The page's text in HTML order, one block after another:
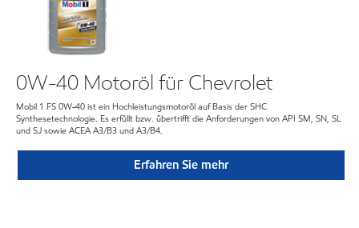
0W-40 Motoröl für Chevrolet
Mobil 1 FS 0W-40 ist ein Hochleistungsmotoröl auf Basis der SHC
Synthesetechnologie. Es erfüllt bzw. übertrifft die Anforderungen von API SM, SN, SL
und SJ sowie ACEA A3/B3 und A3/B4.
Erfahren Sie mehr